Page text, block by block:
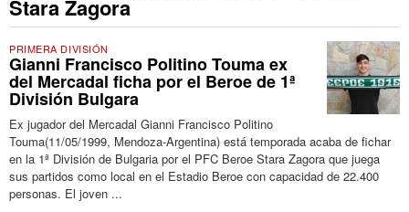
Stara Zagora
PRIMERA DIVISIÓN
Gianni Francisco Politino Touma ex
del Mercadal ficha por el Beroe de 1ª
División Bulgara
Ex jugador del Mercadal Gianni Francisco Politino
Touma(11/05/1999, Mendoza-Argentina) está temporada acaba de fichar
en la 1ª División de Bulgaria por el PFC Beroe Stara Zagora que juega
sus partidos como local en el Estadio Beroe con capacidad de 22.400
personas. El joven ...